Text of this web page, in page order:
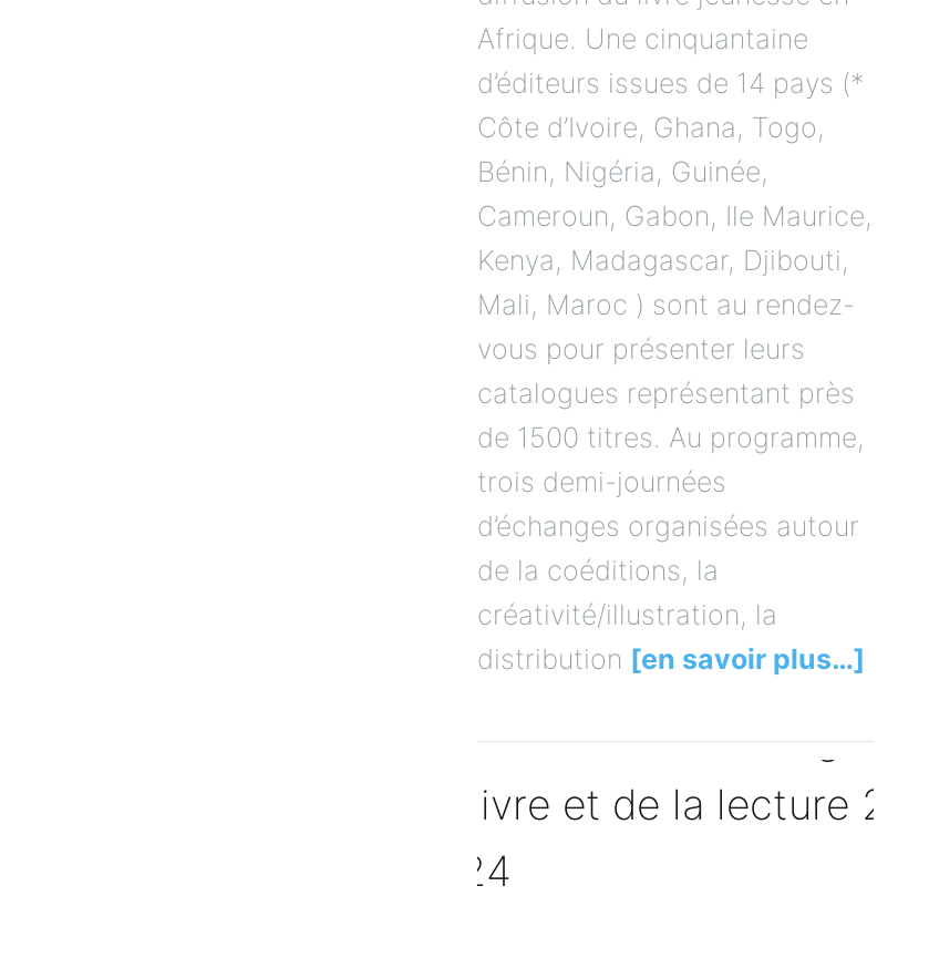
Afrique. Une cinquantaine
d’éditeurs issues de 14 pays (*
Côte d’Ivoire, Ghana, Togo,
Bénin, Nigéria, Guinée,
Cameroun, Gabon, Ile Maurice,
Kenya, Madagascar, Djibouti,
Mali, Maroc ) sont au rendez-
vous pour présenter leurs
catalogues représentant près
de 1500 titres. Au programme,
trois demi-journées
d’échanges organisées autour
de la coéditions, la
créativité/illustration, la
distribution [en savoir plus…]